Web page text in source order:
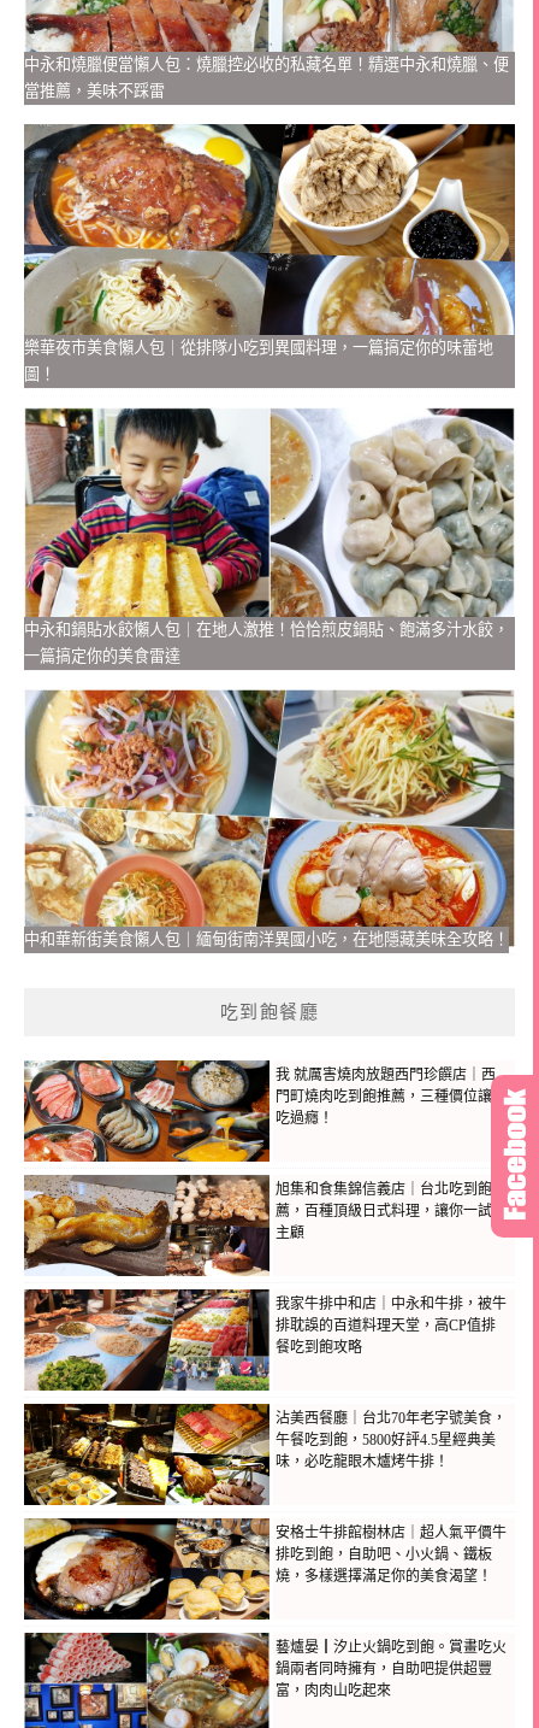
中永和燒臘便當懶人包：燒臘控必收的私藏名單！精選中永和燒臘、便
當推薦，美味不踩雷
樂華夜市美食懶人包｜從排隊小吃到異國料理，一篇搞定你的味蕾地
圖！
中永和鍋貼水餃懶人包｜在地人激推！恰恰煎皮鍋貼、飽滿多汁水餃，
一篇搞定你的美食雷達
中和華新街美食懶人包｜緬甸街南洋異國小吃，在地隱藏美味全攻略！
吃到飽餐廳
我 就厲害燒肉放題西門珍饌店｜西
門町燒肉吃到飽推薦，三種價位讓你
吃過癮！
旭集和食集錦信義店｜台北吃到飽推
薦，百種頂級日式料理，讓你一試成
主顧
我家牛排中和店｜中永和牛排，被牛
排耽誤的百道料理天堂，高CP值排
餐吃到飽攻略
沾美西餐廳｜台北70年老字號美食，
午餐吃到飽，5800好評4.5星經典美
味，必吃龍眼木爐烤牛排！
安格士牛排館樹林店｜超人氣平價牛
排吃到飽，自助吧、小火鍋、鐵板
燒，多樣選擇滿足你的美食渴望！
藝爐晏┃汐止火鍋吃到飽。賞畫吃火
鍋兩者同時擁有，自助吧提供超豐
富，肉肉山吃起來